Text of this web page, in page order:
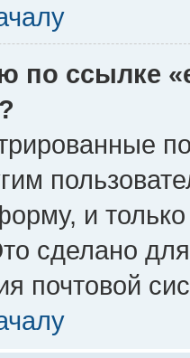
по ссылке
и
сделано
почтовой